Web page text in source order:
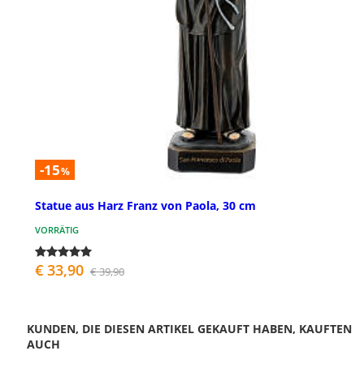
-15%
Statue aus Harz Franz von Paola, 30 cm
VORRÄTIG
€ 33,90 € 39,90
KUNDEN, DIE DIESEN ARTIKEL GEKAUFT HABEN, KAUFTEN
AUCH